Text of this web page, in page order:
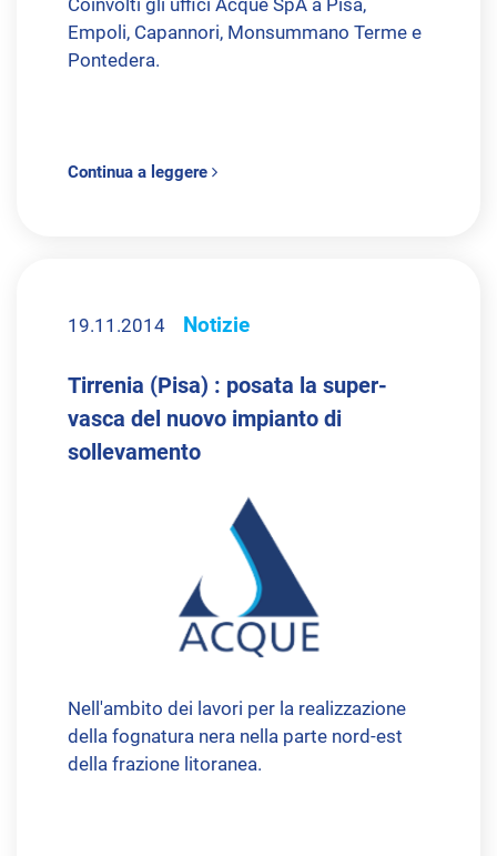
Coinvolti gli uffici Acque SpA a Pisa,
Empoli, Capannori, Monsummano Terme e
Pontedera.
Continua a leggere
19.11.2014 Notizie
Tirrenia (Pisa) : posata la super-
vasca del nuovo impianto di
sollevamento
Nell'ambito dei lavori per la realizzazione
della fognatura nera nella parte nord-est
della frazione litoranea.